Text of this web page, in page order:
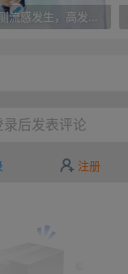
录后发表评论
注册